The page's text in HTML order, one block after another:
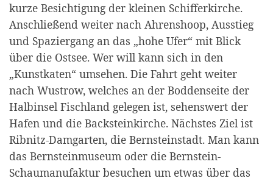
kurze Besichtigung der kleinen Schifferkirche.
Anschließend weiter nach Ahrenshoop, Ausstieg
und Spaziergang an das „hohe Ufer“ mit Blick
über die Ostsee. Wer will kann sich in den
„Kunstkaten“ umsehen. Die Fahrt geht weiter
nach Wustrow, welches an der Boddenseite der
Halbinsel Fischland gelegen ist, sehenswert der
Hafen und die Backsteinkirche. Nächstes Ziel ist
Ribnitz-Damgarten, die Bernsteinstadt. Man kann
das Bernsteinmuseum oder die Bernstein-
Schaumanufaktur besuchen um etwas über das